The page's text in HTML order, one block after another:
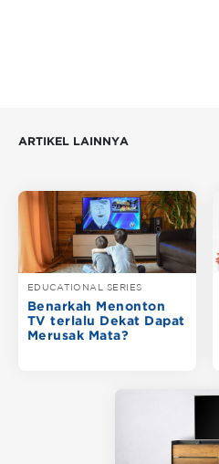
ARTIKEL LAINNYA
EDUCATIONAL SERIES
Benarkah Menonton
TV terlalu Dekat Dapat
Merusak Mata?